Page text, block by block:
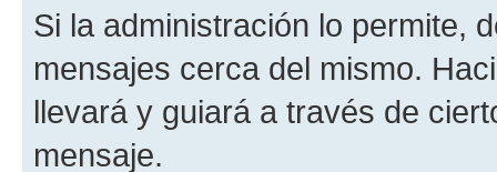
Si la administración lo permite,
mensajes cerca del mismo.
llevará y guiará a través de
mensaje.